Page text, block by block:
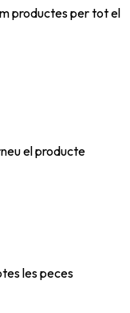
productes per tot el
el producte
les peces